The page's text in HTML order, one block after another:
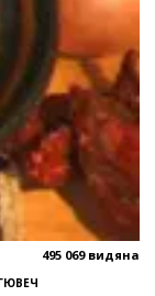
495 069 видяна